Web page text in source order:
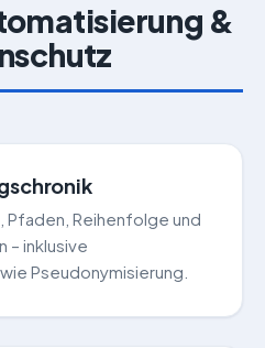
&
Pfaden, Reihenfolge und
– inklusive
Pseudonymisierung.